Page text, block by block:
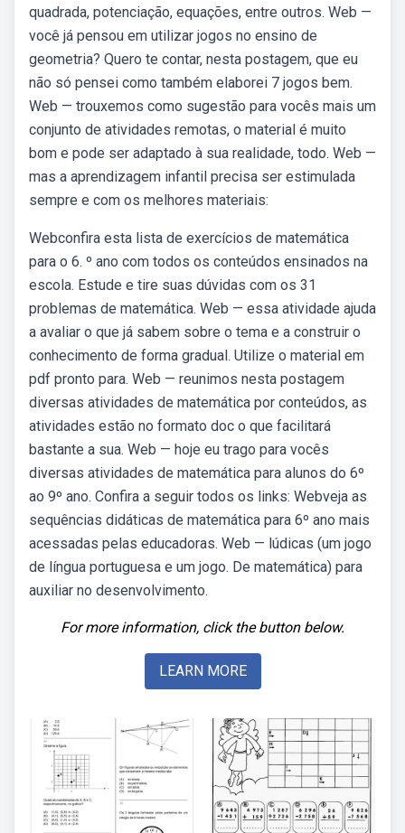
quadrada, potenciação, equações, entre outros. Web —
você já pensou em utilizar jogos no ensino de
geometria? Quero te contar, nesta postagem, que eu
não só pensei como também elaborei 7 jogos bem.
Web — trouxemos como sugestão para vocês mais um
conjunto de atividades remotas, o material é muito
bom e pode ser adaptado à sua realidade, todo. Web —
mas a aprendizagem infantil precisa ser estimulada
sempre e com os melhores materiais:
Webconfira esta lista de exercícios de matemática
para o 6. º ano com todos os conteúdos ensinados na
escola. Estude e tire suas dúvidas com os 31
problemas de matemática. Web — essa atividade ajuda
a avaliar o que já sabem sobre o tema e a construir o
conhecimento de forma gradual. Utilize o material em
pdf pronto para. Web — reunimos nesta postagem
diversas atividades de matemática por conteúdos, as
atividades estão no formato doc o que facilitará
bastante a sua. Web — hoje eu trago para vocês
diversas atividades de matemática para alunos do 6º
ao 9º ano. Confira a seguir todos os links: Webveja as
sequências didáticas de matemática para 6º ano mais
acessadas pelas educadoras. Web — lúdicas (um jogo
de língua portuguesa e um jogo. De matemática) para
auxiliar no desenvolvimento.
For more information, click the button below.
LEARN MORE